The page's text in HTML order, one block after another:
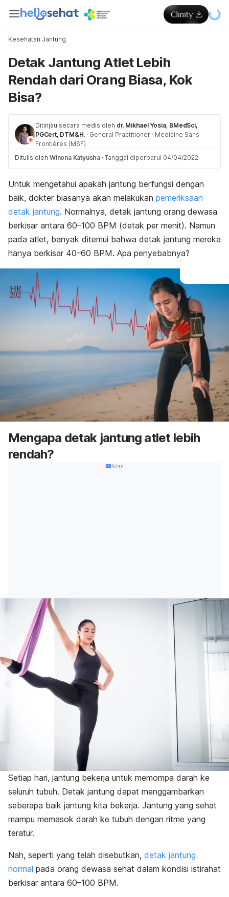
Kesehatan Jantung
Detak Jantung Atlet Lebih
Rendah dari Orang Biasa, Kok
Bisa?
Ditinjau secara medis oleh dr. Mikhael Yosia, BMedSci,
PGCert, DTM&H. · General Practitioner · Medicine Sans
Frontières (MSF)
Ditulis oleh Winona Katyusha · Tanggal diperbarui 04/04/2022
Untuk mengetahui apakah jantung berfungsi dengan
baik, dokter biasanya akan melakukan pemeriksaan
detak jantung. Normalnya, detak jantung orang dewasa
berkisar antara 60–100 BPM (detak per menit). Namun
pada atlet, banyak ditemui bahwa detak jantung mereka
hanya berkisar 40–60 BPM. Apa penyebabnya?
Mengapa detak jantung atlet lebih
rendah?
Iklan
Setiap hari, jantung bekerja untuk memompa darah ke
seluruh tubuh. Detak jantung dapat menggambarkan
seberapa baik jantung kita bekerja. Jantung yang sehat
mampu memasok darah ke tubuh dengan ritme yang
teratur.
Nah, seperti yang telah disebutkan, detak jantung
normal pada orang dewasa sehat dalam kondisi istirahat
berkisar antara 60–100 BPM.